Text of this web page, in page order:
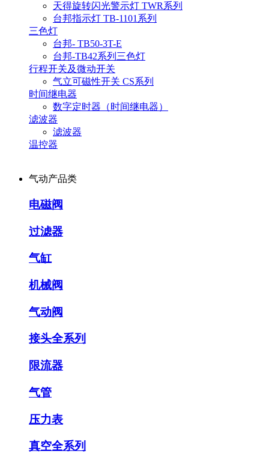
天得旋转闪光警示灯 TWR系列
台邦指示灯 TB-1101系列
三色灯
台邦- TB50-3T-E
台邦-TB42系列三色灯
行程开关及微动开关
气立可磁性开关 CS系列
时间继电器
数字定时器（时间继电器）
滤波器
滤波器
温控器
气动产品类
电磁阀
过滤器
气缸
机械阀
气动阀
接头全系列
限流器
气管
压力表
真空全系列